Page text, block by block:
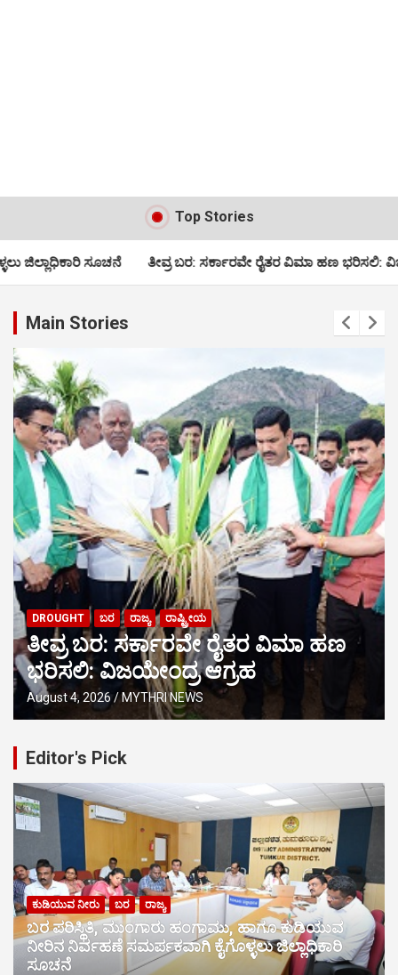
Top Stories
ಸರ್ಕಾರವೇ ರೈತರ ವಿಮಾ ಹಣ ಭರಿಸಲಿ: ವಿಜಯೇಂದ್ರ ಆಗ್ರಹ ಎಸ್‍ಐಆರ್
Main Stories
DROUGHT ಬರ ರಾಜ್ಯ ರಾಷ್ಟ್ರೀಯ
ತೀವ್ರ ಬರ: ಸರ್ಕಾರವೇ ರೈತರ ವಿಮಾ ಹಣ
ಭರಿಸಲಿ: ವಿಜಯೇಂದ್ರ ಆಗ್ರಹ
August 4, 2026 MYTHRI NEWS
Editor's Pick
ಕುಡಿಯುವ ನೀರು ಬರ ರಾಜ್ಯ
ಬರ ಪರಿಸ್ಥಿತಿ, ಮುಂಗಾರು ಹಂಗಾಮು, ಹಾಗೂ ಕುಡಿಯುವ
ನೀರಿನ ನಿರ್ವಹಣೆ ಸಮರ್ಪಕವಾಗಿ ಕೈಗೊಳ್ಳಲು ಜಿಲ್ಲಾಧಿಕಾರಿ
ಸೂಚನೆ